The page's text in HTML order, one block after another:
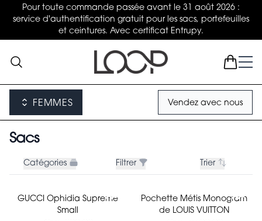
Pour toute commande passée avant le 31 août 2026 :
service d'authentification gratuit pour les sacs, portefeuilles
et ceintures. Avec certificat Entrupy.
FEMMES Vendez avec nous
Sacs
Catégories Filtrer Trier
GUCCI Ophidia Supreme
Small
Pochette Métis Monogram
de LOUIS VUITTON